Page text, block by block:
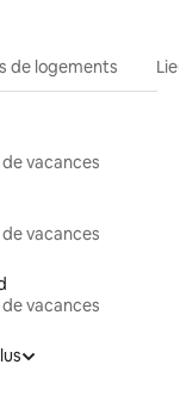
de logements
vacances
vacances
vacances